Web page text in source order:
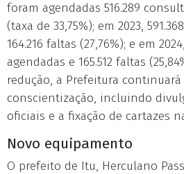
foram agendadas 516.289
(taxa de 33,75%); em 2023,
164.216 faltas (27,76%); e em
agendadas e 165.512 faltas
redução, a Prefeitura
conscientização, incluindo
oficiais e a fixação de cartazes
Novo equipamento
O prefeito de Itu, Herculano